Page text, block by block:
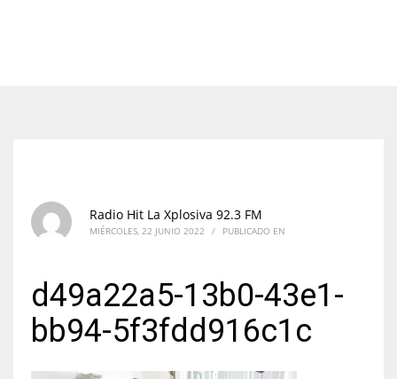
Radio Hit La Xplosiva 92.3 FM
MIÉRCOLES, 22 JUNIO 2022 / PUBLICADO EN
d49a22a5-13b0-43e1-
bb94-5f3fdd916c1c